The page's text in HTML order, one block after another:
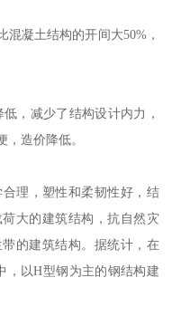
凝土结构的开间大50%，
，减少了结构设计内力，
造价降低。
理，塑性和柔韧性好，结
大的建筑结构，抗自然灾
的建筑结构。据统计，在
，以H型钢为主的钢结构建